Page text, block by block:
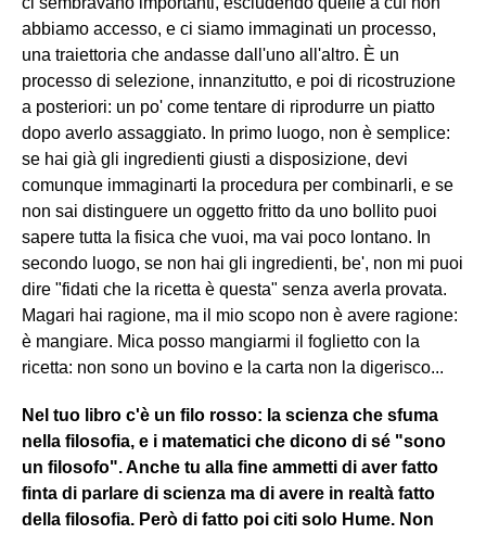
abbiamo accesso, e ci siamo immaginati un processo,
una traiettoria che andasse dall'uno all'altro. È un
processo di selezione, innanzitutto, e poi di ricostruzione
a posteriori: un po' come tentare di riprodurre un piatto
dopo averlo assaggiato. In primo luogo, non è semplice:
se hai già gli ingredienti giusti a disposizione, devi
comunque immaginarti la procedura per combinarli, e se
non sai distinguere un oggetto fritto da uno bollito puoi
sapere tutta la fisica che vuoi, ma vai poco lontano. In
secondo luogo, se non hai gli ingredienti, be', non mi puoi
dire "fidati che la ricetta è questa" senza averla provata.
Magari hai ragione, ma il mio scopo non è avere ragione:
è mangiare. Mica posso mangiarmi il foglietto con la
ricetta: non sono un bovino e la carta non la digerisco...
Nel tuo libro c'è un filo rosso: la scienza che sfuma
nella filosofia, e i matematici che dicono di sé "sono
un filosofo". Anche tu alla fine ammetti di aver fatto
finta di parlare di scienza ma di avere in realtà fatto
della filosofia. Però di fatto poi citi solo Hume. Non